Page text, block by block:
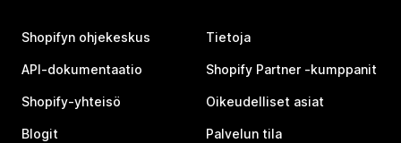
Shopifyn ohjekeskus
API-dokumentaatio
Shopify-yhteisö
Blogit
Tietoja
Shopify Partner ‑kumppanit
Oikeudelliset asiat
Palvelun tila